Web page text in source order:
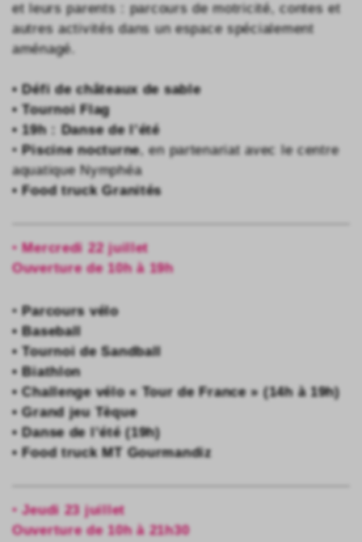
et leurs parents : parcours de motricité, contes et
autres activités dans un espace spécialement
aménagé.
• Défi de châteaux de sable
• Tournoi Flag
• 19h : Danse de l’été
•Piscine nocturne, en partenariat avec le centre
aquatique Nymphéa
• Food truck Granités
•Mercredi 22 juillet
Ouverture de 10h à 19h
•Parcours vélo
• Baseball
• Tournoi de Sandball
• Biathlon
• Challenge vélo « Tour de France » (14h à 19h)
• Grand jeu Tèque
• Danse de l’été (19h)
• Food truck MT Gourmandiz
•Jeudi 23 juillet
Ouverture de 10h à 21h30